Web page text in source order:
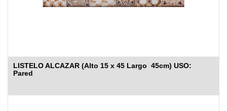
LISTELO ALCAZAR (Alto 15 x 45 Largo 45cm) USO:
Pared